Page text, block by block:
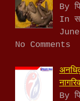
By
In
No Comments
By